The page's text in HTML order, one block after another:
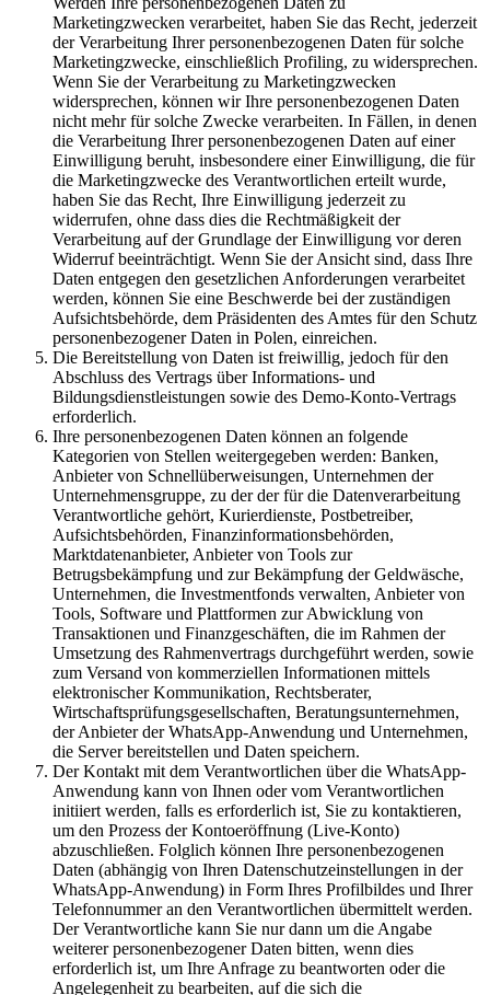
Marketingzwecken verarbeitet, haben Sie das Recht, jederzeit
der Verarbeitung Ihrer personenbezogenen Daten für solche
Marketingzwecke, einschließlich Profiling, zu widersprechen.
Wenn Sie der Verarbeitung zu Marketingzwecken
widersprechen, können wir Ihre personenbezogenen Daten
nicht mehr für solche Zwecke verarbeiten. In Fällen, in denen
die Verarbeitung Ihrer personenbezogenen Daten auf einer
Einwilligung beruht, insbesondere einer Einwilligung, die für
die Marketingzwecke des Verantwortlichen erteilt wurde,
haben Sie das Recht, Ihre Einwilligung jederzeit zu
widerrufen, ohne dass dies die Rechtmäßigkeit der
Verarbeitung auf der Grundlage der Einwilligung vor deren
Widerruf beeinträchtigt. Wenn Sie der Ansicht sind, dass Ihre
Daten entgegen den gesetzlichen Anforderungen verarbeitet
werden, können Sie eine Beschwerde bei der zuständigen
Aufsichtsbehörde, dem Präsidenten des Amtes für den Schutz
personenbezogener Daten in Polen, einreichen.
Die Bereitstellung von Daten ist freiwillig, jedoch für den
Abschluss des Vertrags über Informations- und
Bildungsdienstleistungen sowie des Demo-Konto-Vertrags
erforderlich.
Ihre personenbezogenen Daten können an folgende
Kategorien von Stellen weitergegeben werden: Banken,
Anbieter von Schnellüberweisungen, Unternehmen der
Unternehmensgruppe, zu der der für die Datenverarbeitung
Verantwortliche gehört, Kurierdienste, Postbetreiber,
Aufsichtsbehörden, Finanzinformationsbehörden,
Marktdatenanbieter, Anbieter von Tools zur
Betrugsbekämpfung und zur Bekämpfung der Geldwäsche,
Unternehmen, die Investmentfonds verwalten, Anbieter von
Tools, Software und Plattformen zur Abwicklung von
Transaktionen und Finanzgeschäften, die im Rahmen der
Umsetzung des Rahmenvertrags durchgeführt werden, sowie
zum Versand von kommerziellen Informationen mittels
elektronischer Kommunikation, Rechtsberater,
Wirtschaftsprüfungsgesellschaften, Beratungsunternehmen,
der Anbieter der WhatsApp-Anwendung und Unternehmen,
die Server bereitstellen und Daten speichern.
Der Kontakt mit dem Verantwortlichen über die WhatsApp-
Anwendung kann von Ihnen oder vom Verantwortlichen
initiiert werden, falls es erforderlich ist, Sie zu kontaktieren,
um den Prozess der Kontoeröffnung (Live-Konto)
abzuschließen. Folglich können Ihre personenbezogenen
Daten (abhängig von Ihren Datenschutzeinstellungen in der
WhatsApp-Anwendung) in Form Ihres Profilbildes und Ihrer
Telefonnummer an den Verantwortlichen übermittelt werden.
Der Verantwortliche kann Sie nur dann um die Angabe
weiterer personenbezogener Daten bitten, wenn dies
erforderlich ist, um Ihre Anfrage zu beantworten oder die
Angelegenheit zu bearbeiten, auf die sich die